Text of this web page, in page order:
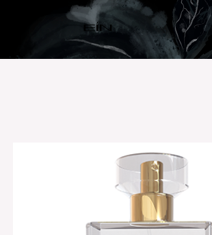
محصولات بهداشتی و زیبایی EINمحصولات بهداشتی و زیبایی EIN